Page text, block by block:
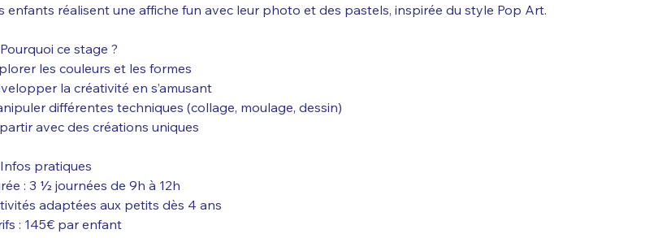
enfants réalisent une affiche fun avec leur photo et des pastels, inspirée du style Pop Art.
ce stage ?
les couleurs et les formes
la créativité en s’amusant
différentes techniques (collage, moulage, dessin)
avec des créations uniques
pratiques
: 3 ½ journées de 9h à 12h
adaptées aux petits dès 4 ans
: 145€ par enfant